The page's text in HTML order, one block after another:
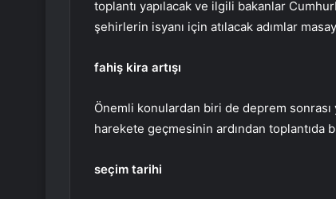
toplantı yapılacak ve ilgili bakanlar
şehirlerin isyanı için atılacak adımlar
fahiş kira artışı
Önemli konulardan biri de deprem
harekete geçmesinin ardından toplantıda
seçim tarihi